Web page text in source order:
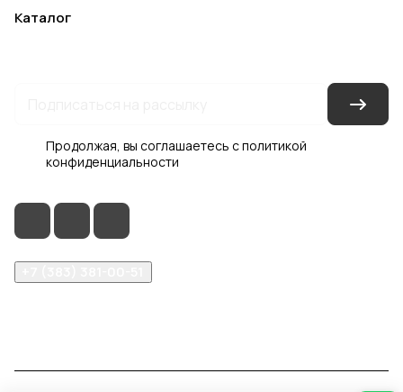
Каталог
Продолжая, вы соглашаетесь сполитикой
конфиденциальности